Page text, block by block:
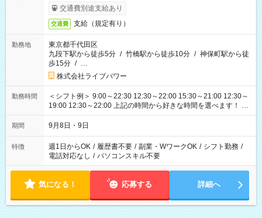
交通費別途支給あり
交通費 支給（規定有り）
勤務地
東京都千代田区
九段下駅から徒歩5分 / 竹橋駅から徒歩10分 / 神保町駅から徒
歩15分 / …
株式会社ライブパワー
勤務時間
＜シフト例＞ 9:00～22:30 12:30～22:00 15:30～21:00 12:30～
19:00 12:30～22:00 上記の時間から好きな時間を選べます！ ※
時間は変更となる可能性があります
期間 9月8日・9日
特徴 週1日からOK / 履歴書不要 / 副業・WワークOK / シフト勤務 /
電話対応なし / パソコンスキル不要
気になる！ 応募する 詳細へ